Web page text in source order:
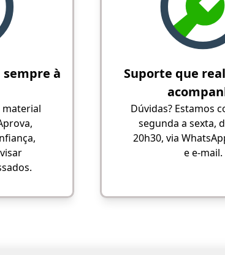
à
material
Suporte que
Dúvidas? Estamos
segunda a sexta,
20h30, via
e e-mail.